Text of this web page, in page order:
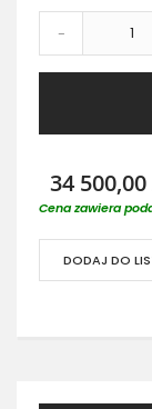
-
34 500,00
Cena zawiera
DODAJ DO